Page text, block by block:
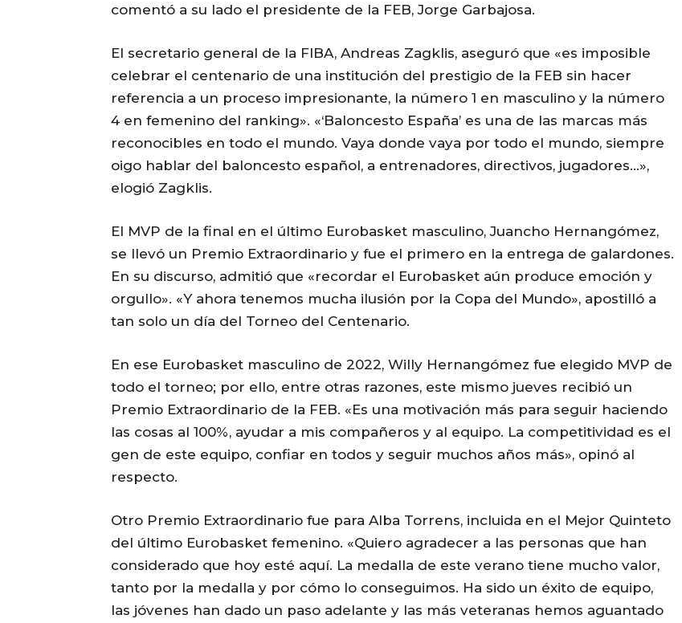
comentó a su lado el presidente de la FEB, Jorge Garbajosa.
El secretario general de la FIBA, Andreas Zagklis, aseguró que «es imposible
celebrar el centenario de una institución del prestigio de la FEB sin hacer
referencia a un proceso impresionante, la número 1 en masculino y la número
4 en femenino del ranking». «‘Baloncesto España’ es una de las marcas más
reconocibles en todo el mundo. Vaya donde vaya por todo el mundo, siempre
oigo hablar del baloncesto español, a entrenadores, directivos, jugadores…»,
elogió Zagklis.
El MVP de la final en el último Eurobasket masculino, Juancho Hernangómez,
se llevó un Premio Extraordinario y fue el primero en la entrega de galardones.
En su discurso, admitió que «recordar el Eurobasket aún produce emoción y
orgullo». «Y ahora tenemos mucha ilusión por la Copa del Mundo», apostilló a
tan solo un día del Torneo del Centenario.
En ese Eurobasket masculino de 2022, Willy Hernangómez fue elegido MVP de
todo el torneo; por ello, entre otras razones, este mismo jueves recibió un
Premio Extraordinario de la FEB. «Es una motivación más para seguir haciendo
las cosas al 100%, ayudar a mis compañeros y al equipo. La competitividad es el
gen de este equipo, confiar en todos y seguir muchos años más», opinó al
respecto.
Otro Premio Extraordinario fue para Alba Torrens, incluida en el Mejor Quinteto
del último Eurobasket femenino. «Quiero agradecer a las personas que han
considerado que hoy esté aquí. La medalla de este verano tiene mucho valor,
tanto por la medalla y por cómo lo conseguimos. Ha sido un éxito de equipo,
las jóvenes han dado un paso adelante y las más veteranas hemos aguantado